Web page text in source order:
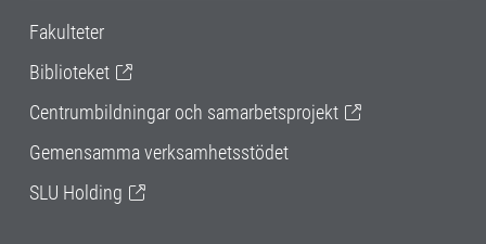
Fakulteter
Biblioteket
Centrumbildningar och samarbetsprojekt
Gemensamma verksamhetsstödet
SLU Holding